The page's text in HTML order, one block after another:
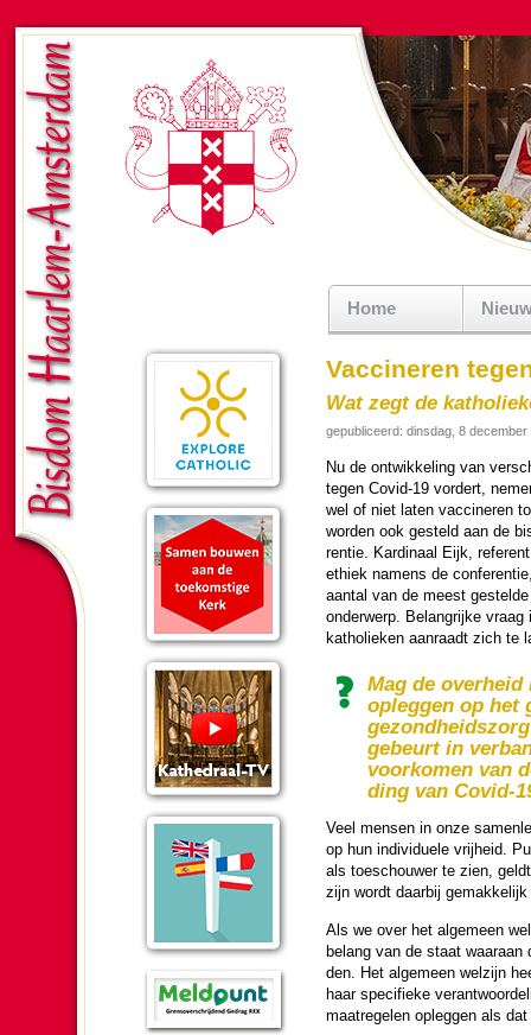
Home
Vaccineren
Wat zegt de
gepubliceerd: dinsdag, 8 december
Nu de ont­wik­ke­ling van
tegen Covid-19 vor­dert,
wel of niet laten vaccineren
wor­den ook gesteld aan de
ren­tie. Kar­di­naal Eijk,
ethiek namens de
aantal van de meest
on­der­werp. Be­lang­rijke vraag
katho­lieken aanraadt zich te
Mag de over­heid
opleggen op het
gebeurt in
voor­ko­men van
ding van Covid-
Veel mensen in onze
op hun in­di­vi­duele vrij­heid.
als toe­schou­wer te zien,
zijn wordt daarbij
Als we over het alge­meen
belang van de staat
den. Het alge­meen wel­zijn
haar spe­ci­fie­ke
maat­regelen opleggen als